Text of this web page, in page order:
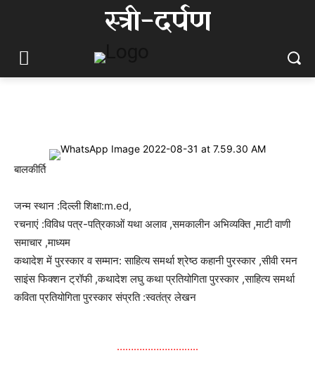
स्त्री-दर्पण
बालकीर्ति
जन्म स्थान :दिल्ली शिक्षा:m.ed,
रचनाएं :विविध पत्र-पत्रिकाओं यथा अलाव ,समकालीन अभिव्यक्ति ,माटी वाणी
समाचार ,माध्यम
कथादेश में पुरस्कार व सम्मान: साहित्य समर्था श्रेष्ठ कहानी पुरस्कार ,सीवी रमन
साइंस फिक्शन ट्रॉफी ,कथादेश लघु कथा प्रतियोगिता पुरस्कार ,साहित्य समर्था
कविता प्रतियोगिता पुरस्कार संप्रति :स्वतंत्र लेखन
………………………..